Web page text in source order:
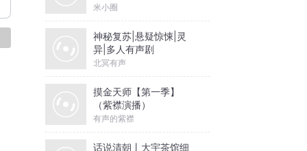
米小圈
神秘复苏|悬疑惊悚|灵
异|多人有声剧
北冥有声
摸金天师【第一季】
（紫襟演播）
有声的紫襟
话说清朝丨大宇茶馆细